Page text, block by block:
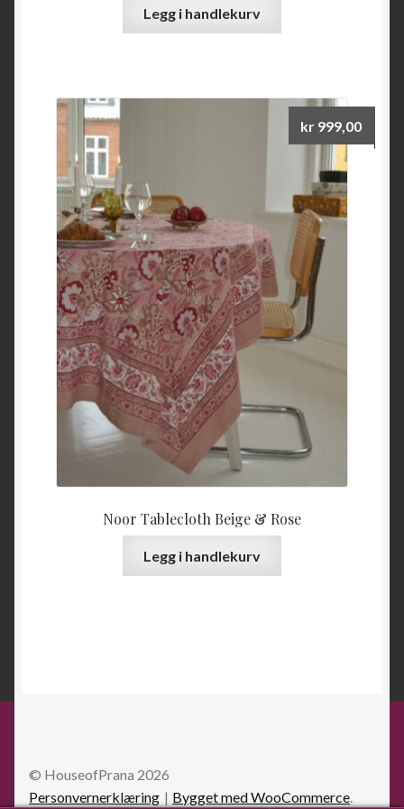
Legg i handlekurv
Noor Tablecloth Beige & Rose
kr 999,00
Legg i handlekurv
© HouseofPrana 2026
Personvernerklæring
Bygget med WooCommerce.